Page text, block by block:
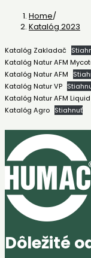
Home/
Katalóg 2023
Katalóg Zakladač
Katalóg Natur AFM
Katalóg Natur AFM
Katalóg Natur VP
Katalóg Natur AFM Liquid
Katalóg Agro Stiahnuť
Dôležité